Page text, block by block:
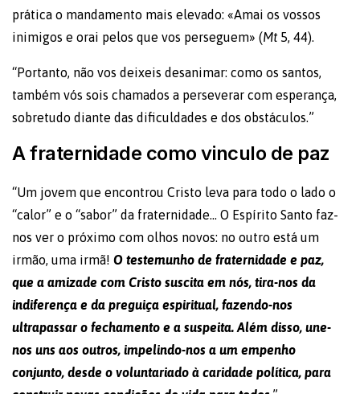
prática o mandamento mais elevado: «Amai os vossos
inimigos e orai pelos que vos perseguem» (Mt5, 44).
“Portanto, não vos deixeis desanimar: como os santos,
também vós sois chamados a perseverar com esperança,
sobretudo diante das dificuldades e dos obstáculos.”
A fraternidade como vinculo de paz
“Um jovem que encontrou Cristo leva para todo o lado o
“calor” e o “sabor” da fraternidade… O Espírito Santo faz-
nos ver o próximo com olhos novos: no outro está um
irmão, uma irmã! O testemunho de fraternidade e paz,
que a amizade com Cristo suscita em nós, tira-nos da
indiferença e da preguiça espiritual, fazendo-nos
ultrapassar o fechamento e a suspeita. Além disso, une-
nos uns aos outros, impelindo-nos a um empenho
conjunto, desde o voluntariado à caridade política, para